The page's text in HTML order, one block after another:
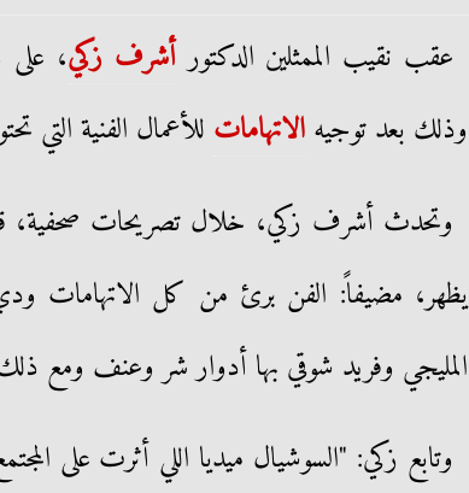
عقب نقيب الممثلين الدكتورأشرف زكي،
وذلك بعد توجيهالاتهامات للأعمال الفنية التي
وتحدث أشرف زكي، خلال تصريحات صحفية،
يظهر، مضيفاً: الفن برئ من كل الاتهامات
المليجي وفريد شوقي بها أدوار شر وعنف ومع
وتابع زكي: "السوشيال ميديا اللي أثرت على